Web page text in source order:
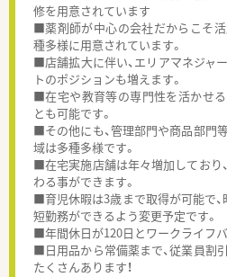
修を用意されています
■薬剤師が中心の会社だからこそ
種多様に用意されています。
■店舗拡大に伴い、エリアマネジャ
トのポジションも増えます。
■在宅や教育等の専門性を活かせ
とも可能です。
■その他にも、管理部門や商品部門
域は多種多様です。
■在宅実施店舗は年々増加しており
わる事ができます。
■育児休暇は3歳まで取得が可能で
短勤務ができるよう変更予定です。
■年間休日が120日とワークライフ
■日用品から常備薬まで、従業員割
たくさんあります！